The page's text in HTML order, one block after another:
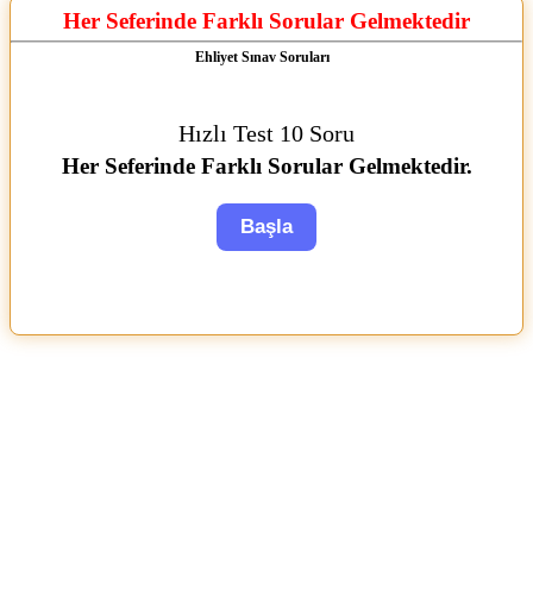
Her Seferinde Farklı Sorular Gelmektedir
Ehliyet Sınav Soruları
Hızlı Test 10 Soru
Her Seferinde Farklı Sorular Gelmektedir.